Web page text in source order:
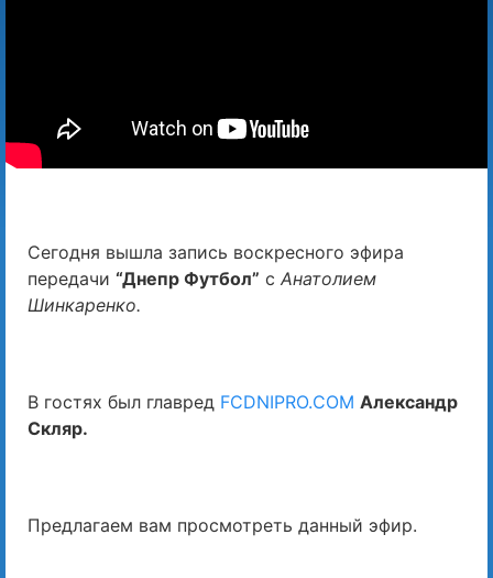
Сегодня вышла запись воскресного эфира
передачи “Днепр Футбол” с Анатолием
Шинкаренко.
В гостях был главред FCDNIPRO.COM Александр
Скляр.
Предлагаем вам просмотреть данный эфир.